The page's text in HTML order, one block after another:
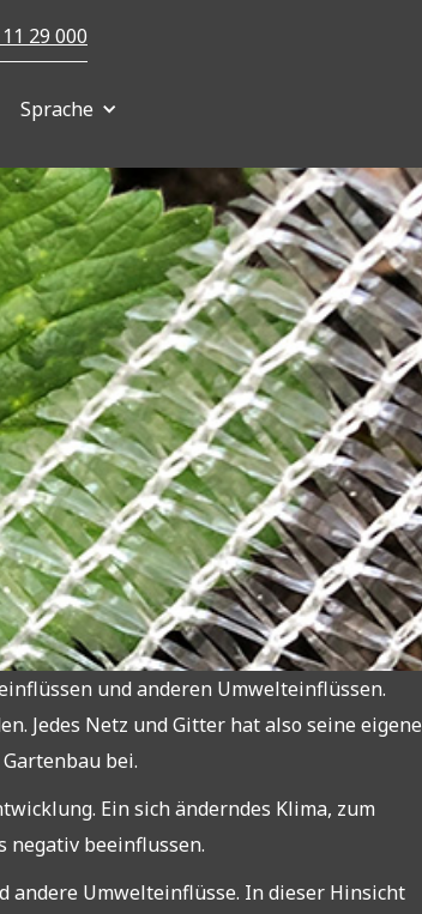
29 000
Sprache
und anderen Umwelteinflüssen.
Jedes Netz und Gitter hat also seine eigene
bei.
Ein sich änderndes Klima, zum
negativ beeinflussen.
andere Umwelteinflüsse. In dieser Hinsicht